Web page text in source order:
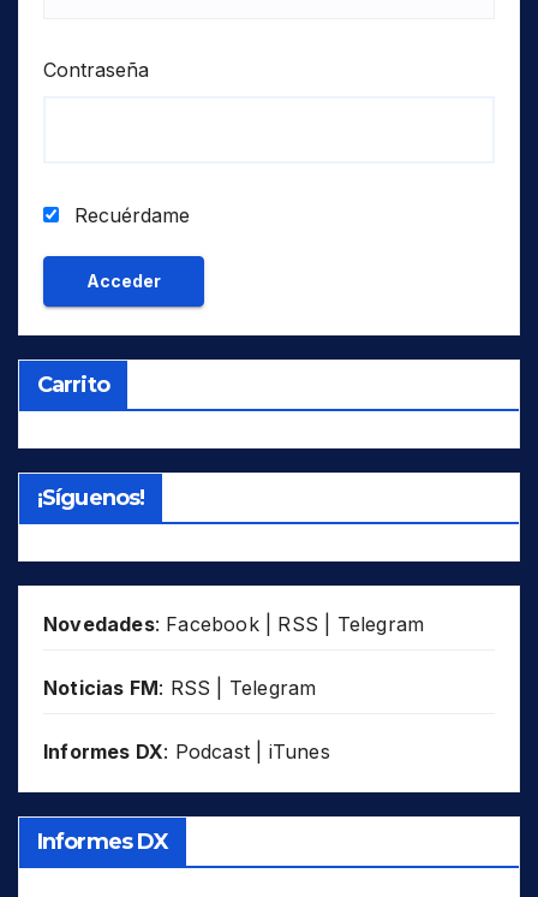
Contraseña
Recuérdame
Carrito
¡Síguenos!
Novedades: Facebook| RSS Telegram
Noticias FM: RSS Telegram
Informes DX: Podcast iTunes
Informes DX